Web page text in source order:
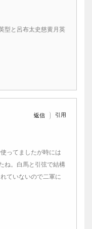
型と呂布太史慈黄月英
返信 引用
ってましたが時には
ね。白馬と引弦で結構
ていないので二軍に